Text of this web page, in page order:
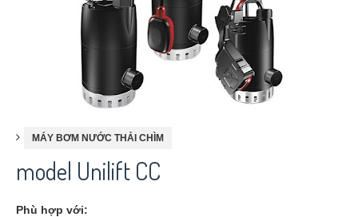
MÁY BƠM NƯỚC THẢI CHÌM
model Unilift CC
Phù hợp với: